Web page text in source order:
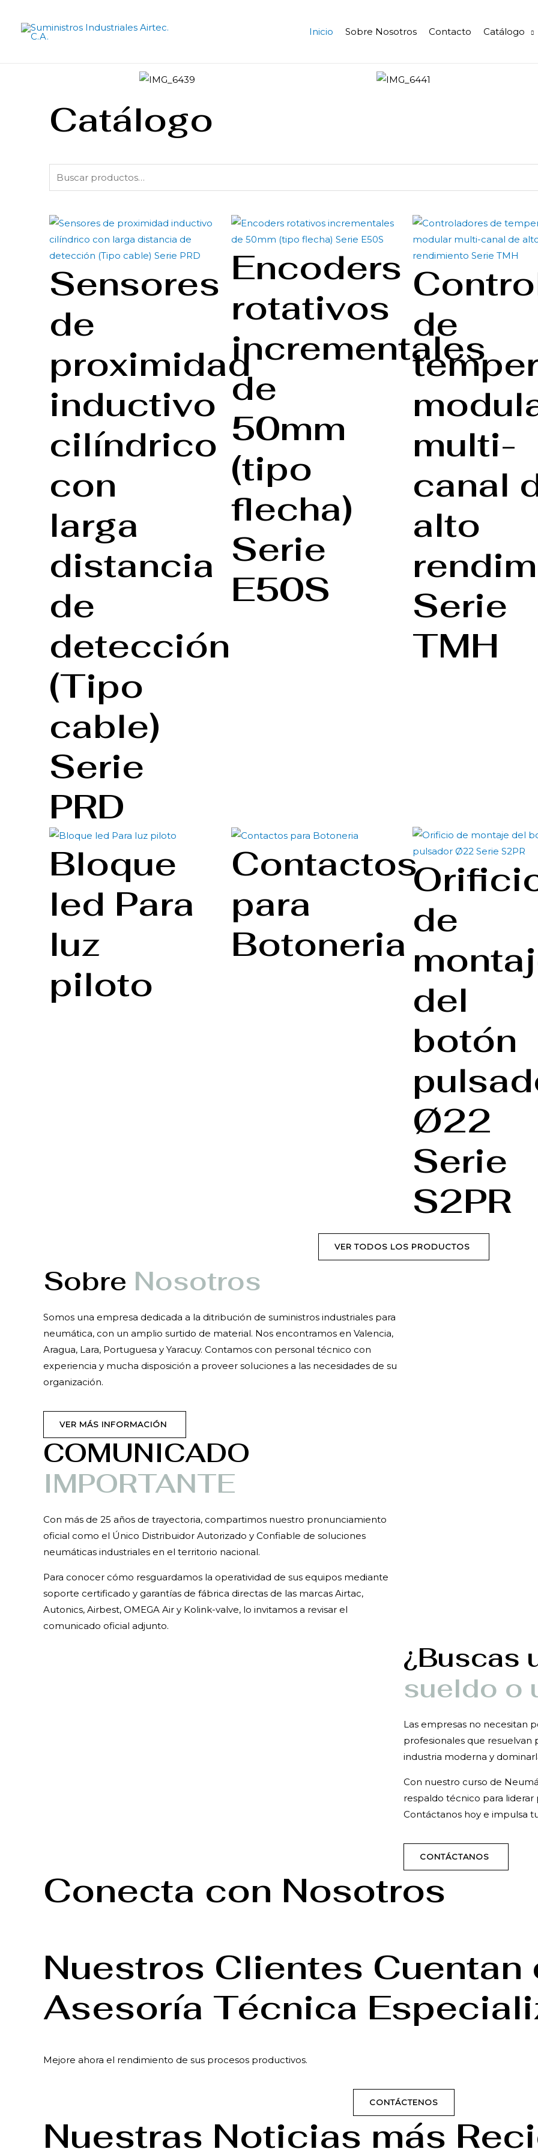
Inicio Sobre Nosotros Contacto Catálogo
Catálogo
Sensores
de
proximidad
inductivo
cilíndrico
con
larga
distancia
de
detección
(Tipo
cable)
Serie
PRD
Encoders
rotativos
incrementales
de
50mm
(tipo
flecha)
Serie
E50S
de
multi-
canal
alto
Serie
TMH
Bloque
led Para
luz
piloto
Contactos
para
Botoneria
de
del
botón
Ø22
Serie
S2PR
VER TODOS LOS PRODUCTOS
Sobre Nosotros
Somos una empresa dedicada a la ditribución de suministros industriales para
neumática, con un amplio surtido de material. Nos encontramos en Valencia,
Aragua, Lara, Portuguesa y Yaracuy. Contamos con personal técnico con
experiencia y mucha disposición a proveer soluciones a las necesidades de su
organización.
VER MÁS INFORMACIÓN
COMUNICADO
IMPORTANTE
Con más de 25 años de trayectoria, compartimos nuestro pronunciamiento
oficial como el Único Distribuidor Autorizado y Confiable de soluciones
neumáticas industriales en el territorio nacional.
Para conocer cómo resguardamos la operatividad de sus equipos mediante
soporte certificado y garantías de fábrica directas de las marcas Airtac,
Autonics, Airbest, OMEGA Air y Kolink-valve, lo invitamos a revisar el
comunicado oficial adjunto.
¿Buscas
sueldo o
Las empresas no necesitan
profesionales que resuelvan
industria moderna y
Con nuestro curso de
respaldo técnico para liderar
Contáctanos hoy e impulsa
CONTÁCTANOS
Conecta con Nosotros
Nuestros Clientes Cuentan
Asesoría Técnica
Mejore ahora el rendimiento de sus procesos productivos.
CONTÁCTENOS
Nuestras Noticias más